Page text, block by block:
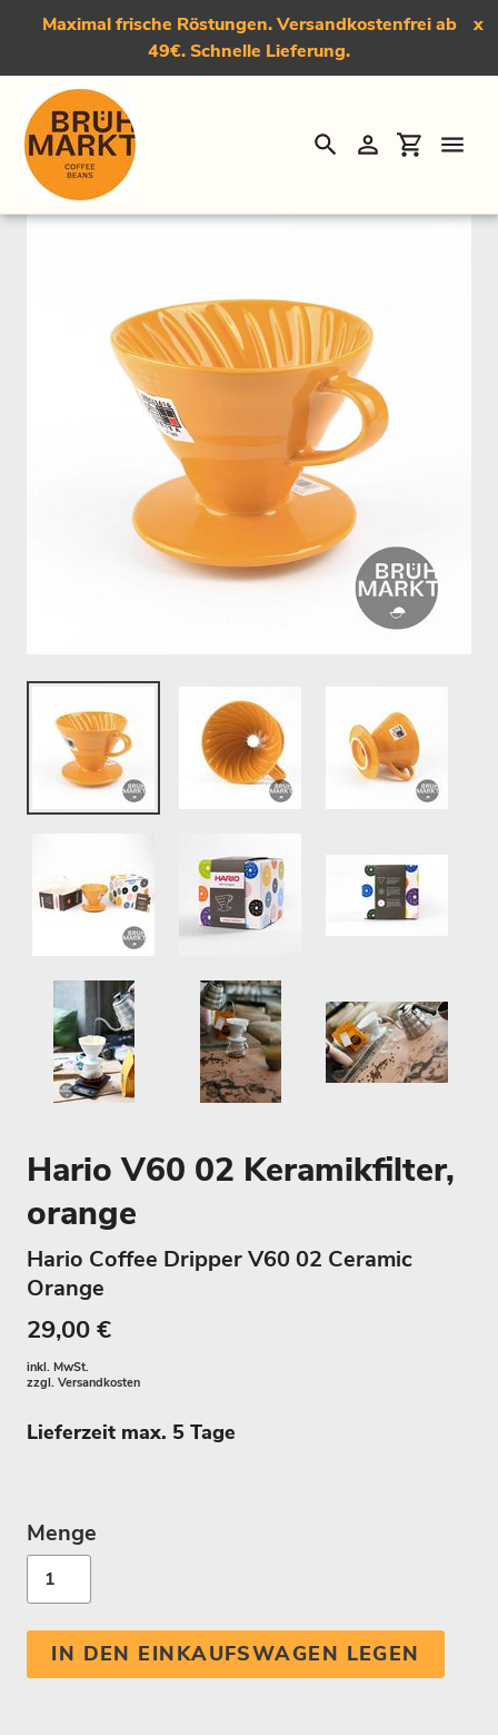
Direkt
Maximal frische Röstungen. Versandkostenfrei ab
49€. Schnelle Lieferung.
x
SuchenEinloggen
Startseite › Kaffeebereiter
Hario V60 02 Keramikfilter,
orange
Hario Coffee Dripper V60 02 Ceramic
Orange
29,00 €
inkl. MwSt.
zzgl. Versandkosten
Lieferzeit max. 5 Tage
Menge
IN DEN EINKAUFSWAGEN LEGEN